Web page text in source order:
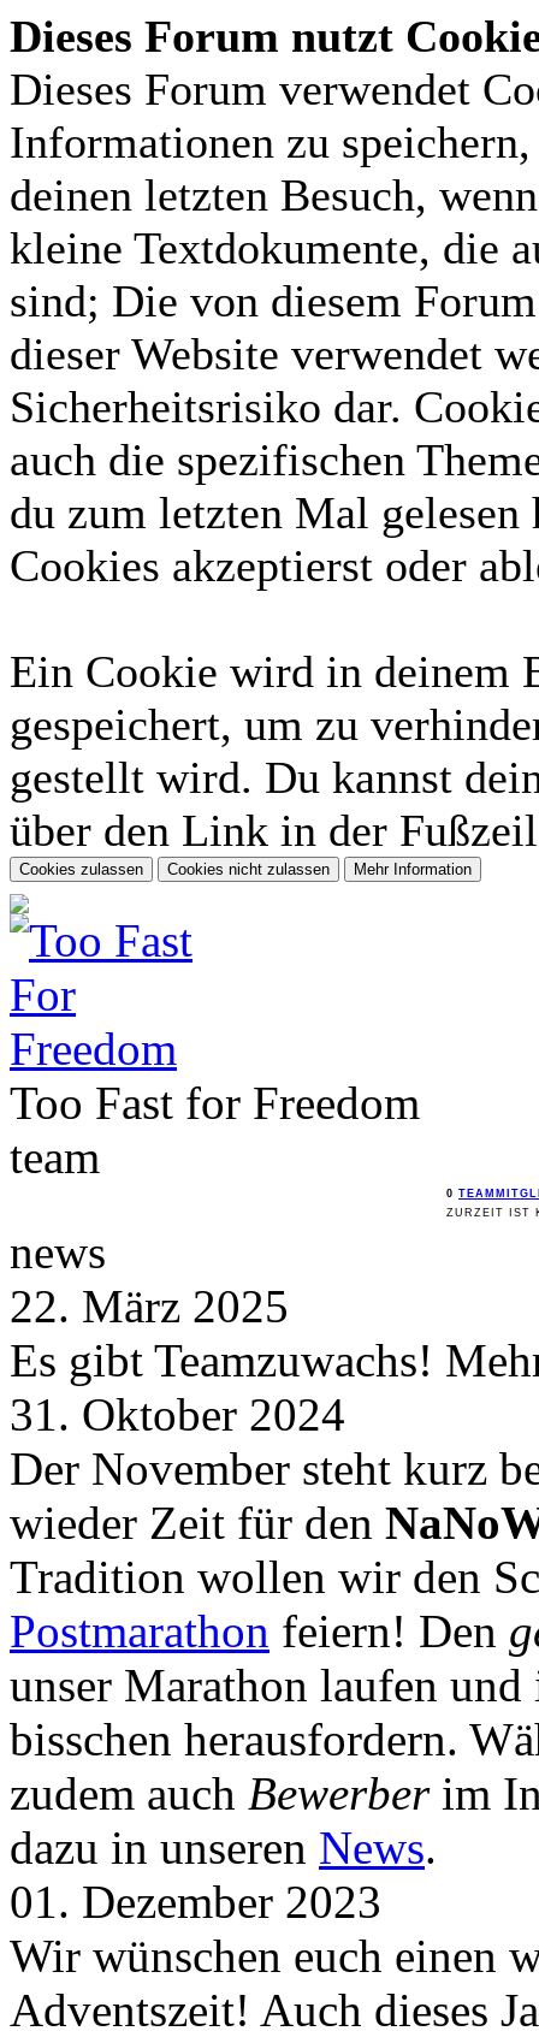
Dieses Forum nutzt
Dieses Forum verwendet
Informationen zu
deinen letzten Besuch,
kleine Textdokumente, die
sind; Die von diesem
dieser Website verwendet
Sicherheitsrisiko dar.
auch die spezifischen
du zum letzten Mal gelesen
Cookies akzeptierst oder
Ein Cookie wird in deinem
gespeichert, um zu
gestellt wird. Du kannst
über den Link in der
Too Fast for Freedom
team
0
ZURZEIT IST
news
22. März 2025
Es gibt Teamzuwachs!
31. Oktober 2024
Der November steht kurz
wieder Zeit für den
Tradition wollen wir den
Postmarathon feiern! Den
unser Marathon laufen
bisschen herausfordern.
zudem auch Bewerberim
dazu in unseren News.
01. Dezember 2023
Wir wünschen euch einen
Adventszeit! Auch dieses